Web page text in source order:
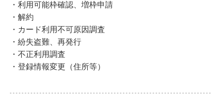
・利用可能枠確認、増枠申請
・解約
・カード利用不可原因調査
・紛失盗難、再発行
・不正利用調査
・登録情報変更（住所等）